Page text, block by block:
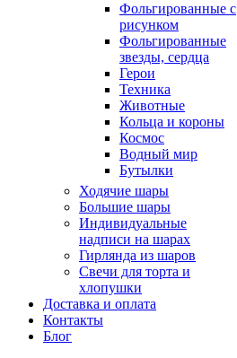
Фольгированные с
рисунком
Фольгированные
звезды, сердца
Герои
Техника
Животные
Кольца и короны
Космос
Водный мир
Бутылки
Ходячие шары
Большие шары
Индивидуальные
надписи на шарах
Гирлянда из шаров
Свечи для торта и
хлопушки
Доставка и оплата
Контакты
Блог